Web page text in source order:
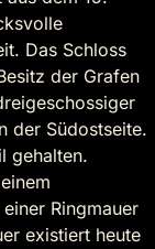
Das Schloss
der Grafen
der Südostseite.
gehalten.
Ringmauer
existiert heute